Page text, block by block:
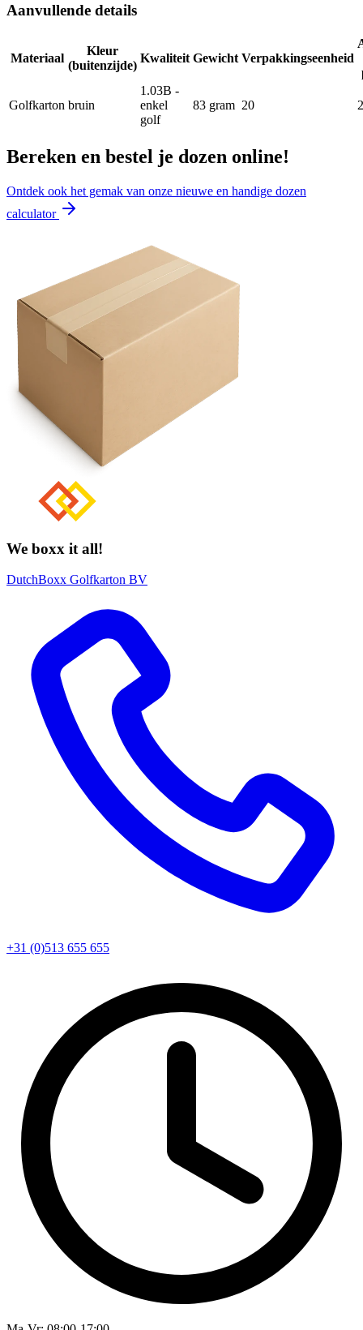
Aanvullende details
Materiaal
Kleur
(buitenzijde)
Kwaliteit Gewicht Verpakkingseenheid
Golfkarton bruin
1.03B -
enkel
golf
83 gram 20
Bereken en bestel je dozen online!
Ontdek ook het gemak van onze nieuwe en handige dozen
calculator
We boxx it all!
DutchBoxx Golfkarton BV
+31 (0)513 655 655